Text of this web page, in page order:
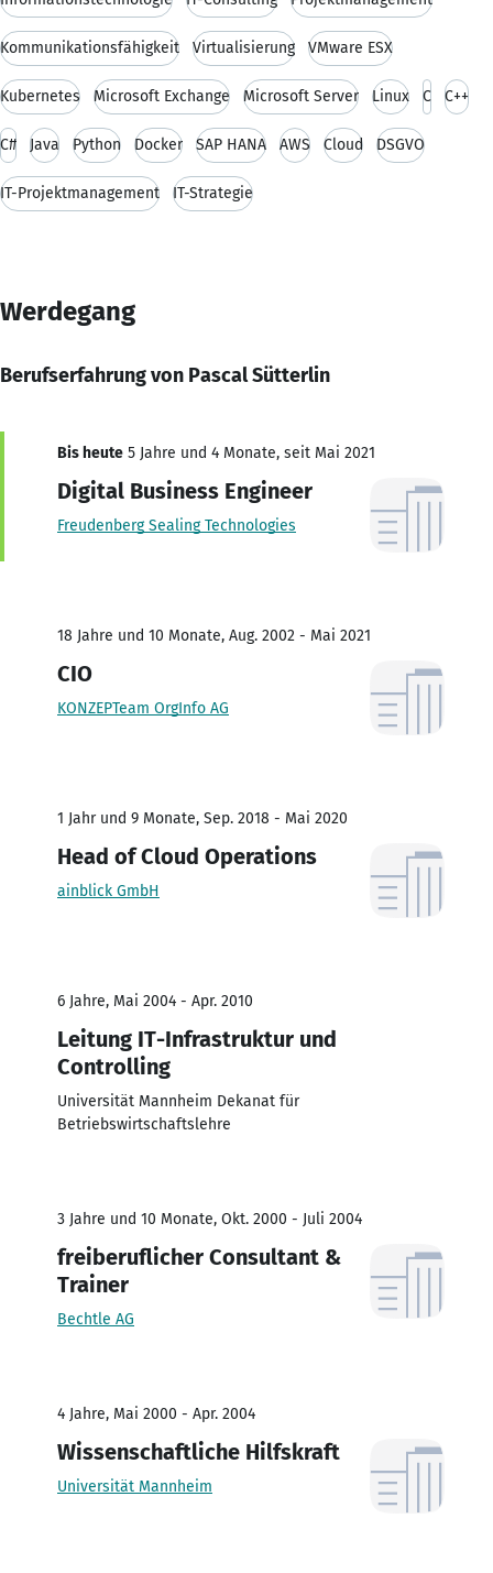
Kommunikationsfähigkeit Virtualisierung VMware ESX
Kubernetes Microsoft Exchange Microsoft Server Linux C C++
C# Java Python Docker SAP HANA AWS Cloud DSGVO
IT-Projektmanagement IT-Strategie
Werdegang
Berufserfahrung von Pascal Sütterlin
Bis heute 5 Jahre und 4 Monate, seit Mai 2021
Digital Business Engineer
Freudenberg Sealing Technologies
18 Jahre und 10 Monate, Aug. 2002 - Mai 2021
CIO
KONZEPTeam OrgInfo AG
1 Jahr und 9 Monate, Sep. 2018 - Mai 2020
Head of Cloud Operations
ainblick GmbH
6 Jahre, Mai 2004 - Apr. 2010
Leitung IT-Infrastruktur und
Controlling
Universität Mannheim Dekanat für
Betriebswirtschaftslehre
3 Jahre und 10 Monate, Okt. 2000 - Juli 2004
freiberuflicher Consultant &
Trainer
Bechtle AG
4 Jahre, Mai 2000 - Apr. 2004
Wissenschaftliche Hilfskraft
Universität Mannheim